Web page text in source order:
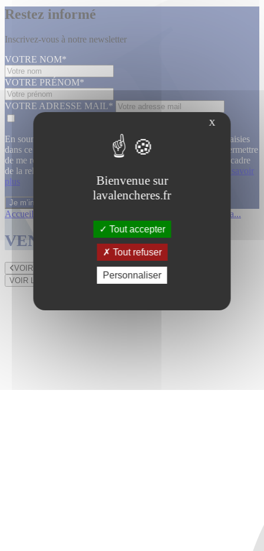
Restez informé
Inscrivez-vous à notre newsletter
VOTRE NOM*
VOTRE PRÉNOM*
VOTRE ADRESSE MAIL*
En soumettant ce formulaire, j’accepte que les informations saisies
dans ce formulaire soient utilisées, exploitées, traitées pour permettre
de me recontacter, pour m’envoyer des informations, dans le cadre
de la relation commerciale qui découle de cette demande.
En savoir
plus
Accueil Affiches cinema...
VENTES TERMINÉES
VOIR LE LOT PRÉCÉDENT
VOIR LE LOT SUIVANT
X
Bienvenue sur
lavalencheres.fr
Tout accepter
Tout refuser
Personnaliser